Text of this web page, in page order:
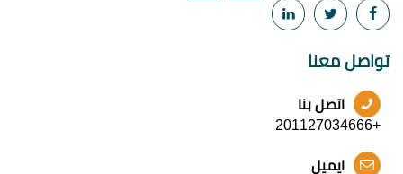
تواصل معنا
اتصل بنا
+201127034666
ايميل